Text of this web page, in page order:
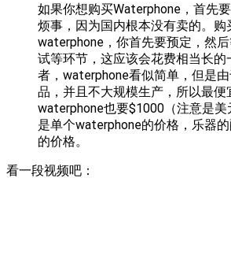
如果你想购买Waterphone，首先
烦事，因为国内根本没有卖的。购
waterphone，你首先要预定，然
试等环节，这应该会花费相当长的
者，waterphone看似简单，但是
品，并且不大规模生产，所以最便
waterphone也要$1000（注意是美
是单个waterphone的价格，乐器
的价格。
看一段视频吧：